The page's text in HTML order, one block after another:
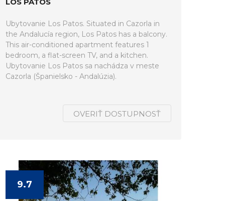
Ubytovanie Los Patos. Situated in Cazorla in
the Andalucía region, Los Patos has a balcony.
This air-conditioned apartment features 1
bedroom, a flat-screen TV, and a kitchen.
Ubytovanie Los Patos sa nachádza v meste
Cazorla (Španielsko - Andalúzia).
OVERIŤ DOSTUPNOSŤ
9.7